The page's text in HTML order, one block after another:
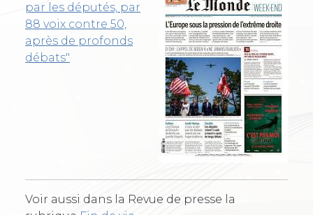
par les députés, par
88 voix contre 50,
après de profonds
débats"
Voir aussi dans la Revue de presse la